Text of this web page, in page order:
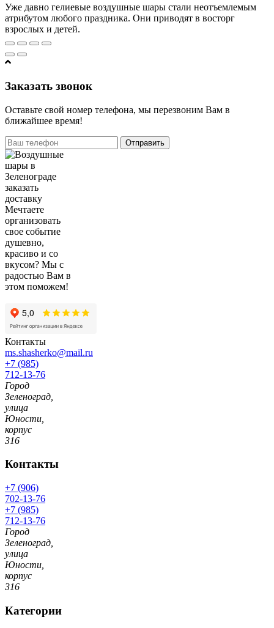
Уже давно гелиевые воздушные шары стали неотъемлемым
атрибутом любого праздника. Они приводят в восторг
взрослых и детей.
Заказать звонок
Оставьте свой номер телефона, мы перезвоним Вам в
ближайшее время!
Отправить
Мечтаете
организовать
свое событие
душевно,
красиво и со
вкусом? Мы с
радостью Вам в
этом поможем!
Контакты
ms.shasherko@mail.ru
+7 (985)
712-13-76
Город
Зеленоград,
улица
Юности,
корпус
316
Контакты
+7 (906)
702-13-76
+7 (985)
712-13-76
Город
Зеленоград,
улица
Юности,
корпус
316
Категории